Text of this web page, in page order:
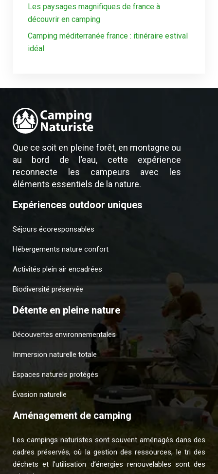
Les paysages magnifiques de france à
découvrir en camping
Camping méditerranée france : itinéraire estival
idéal
Que ce soit en pleine forêt, en montagne ou
au bord de l’eau, cette expérience
reconnecte les campeurs avec les
éléments essentiels de la nature.
Expériences outdoor uniques
Séjours écoresponsables
Hébergements nature confort
Activités plein air encadrées
Biodiversité préservée
Détente en pleine nature
Découvertes environnementales
Immersion naturelle totale
Espaces naturels protégés
Évasion naturelle
Aménagement de camping
Les campings naturistes sont souvent aménagés dans des
cadres préservés, où la gestion des ressources, le tri des
déchets et l’utilisation d’énergies renouvelables sont des